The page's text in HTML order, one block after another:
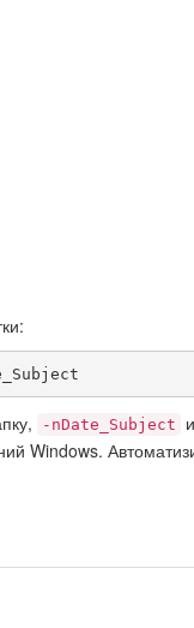
-nDate_Subject
Windows.